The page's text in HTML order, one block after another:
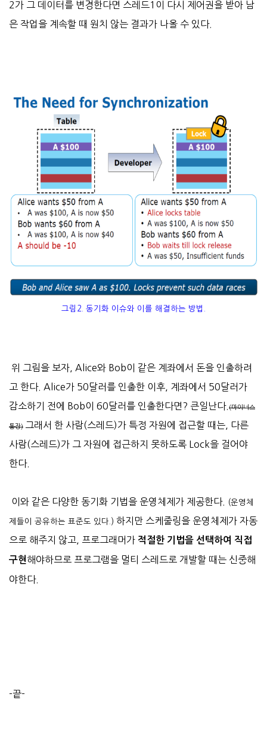
2가 그 데이터를 변경한다면 스레드1이 다시 제어권을 받아 남
은 작업을 계속할 때 원치 않는 결과가 나올 수 있다.
그림2. 동기화 이슈와 이를 해결하는 방법.
위 그림을 보자, Alice와 Bob이 같은 계좌에서 돈을 인출하려
고 한다. Alice가 50달러를 인출한 이후, 계좌에서 50달러가
감소하기 전에 Bob이 60달러를 인출한다면? 큰일난다. (마이너스
통장) 그래서 한 사람(스레드)가 특정 자원에 접근할 때는, 다른
사람(스레드)가 그 자원에 접근하지 못하도록 Lock을 걸어야
한다.
이와 같은 다양한 동기화 기법을 운영체제가 제공한다. (운영체
제들이 공유하는 표준도 있다. ) 하지만 스케줄링을 운영체제가 자동
으로 해주지 않고,
프로그래머가 적절한 기법을 선택하여 직접
구현 해야하므로 프로그램을 멀티 스레드로 개발할 때는 신중해
야한다.
-끝-